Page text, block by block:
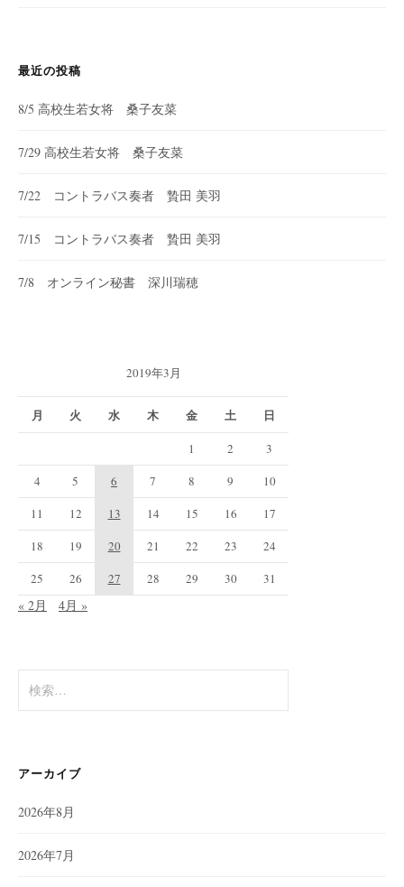
最近の投稿
8/5 高校生若女将 桑子友菜
7/29 高校生若女将 桑子友菜
7/22 コントラバス奏者 贄田 美羽
7/15 コントラバス奏者 贄田 美羽
7/8 オンライン秘書 深川瑞穂
2019年3月
月 火 水 木 金 土 日
1 2
3
4
5 6 7 8 9
10
11
12 13 14 15 16
17
18
19 20 21 22 23
24
25
26 27 28 29 30 31
« 2月 4月 »
索:
アーカイブ
2026年8月
2026年7月